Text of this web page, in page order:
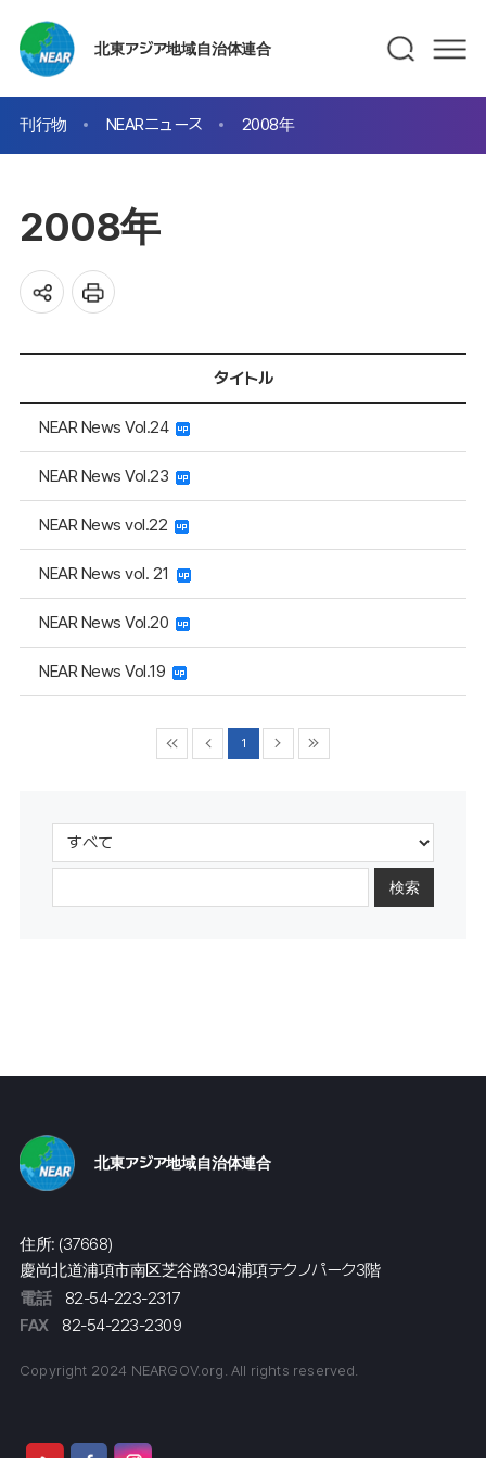
北東アジア地域自治体連合
刊行物 NEARニュース 2008年
2008年
タイトル
NEAR News Vol.24
NEAR News Vol.23
NEAR News vol.22
NEAR News vol. 21
NEAR News Vol.20
NEAR News Vol.19
1
検索
北東アジア地域自治体連合
住所: (37668)
慶尚北道浦項市南区芝谷路394浦項テクノパーク3階
電話
82-54-223-2317
FAX
82-54-223-2309
Copyright 2024 NEARGOV.org. All rights reserved.